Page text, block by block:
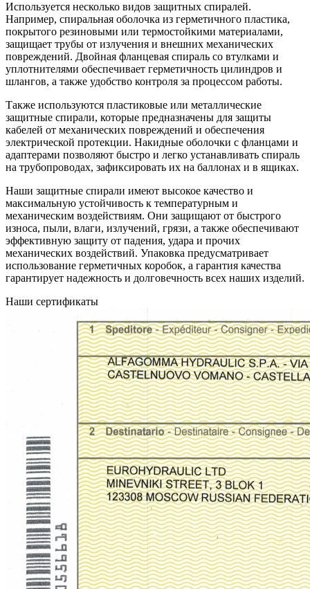
Используется несколько видов защитных спиралей.
Например, спиральная оболочка из герметичного пластика,
покрытого резиновыми или термостойкими материалами,
защищает трубы от излучения и внешних механических
повреждений. Двойная фланцевая спираль со втулками и
уплотнителями обеспечивает герметичность цилиндров и
шлангов, а также удобство контроля за процессом работы.
Также используются пластиковые или металлические
защитные спирали, которые предназначены для защиты
кабелей от механических повреждений и обеспечения
электрической протекции. Накидные оболочки с фланцами и
адаптерами позволяют быстро и легко устанавливать спираль
на трубопроводах, зафиксировать их на баллонах и в ящиках.
Наши защитные спирали имеют высокое качество и
максимальную устойчивость к температурным и
механическим воздействиям. Они защищают от быстрого
износа, пыли, влаги, излучений, грязи, а также обеспечивают
эффективную защиту от падения, удара и прочих
механических воздействий. Упаковка предусматривает
использование герметичных коробок, а гарантия качества
гарантирует надежность и долговечность всех наших изделий.
Наши сертификаты